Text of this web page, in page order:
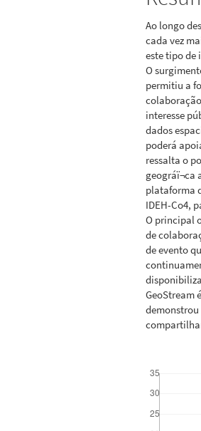
Ao longo
cada vez
este tipo de
O
permitiu a
interesse
dados
poderá
ressalta o
geográï¬ca
plataforma
IDEH-Co4,
O principal
de
de evento
GeoStream